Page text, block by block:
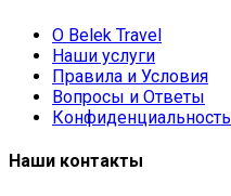
О Belek Travel
Наши услуги
Правила и Условия
Вопросы и Ответы
Конфиденциальность
Наши контакты